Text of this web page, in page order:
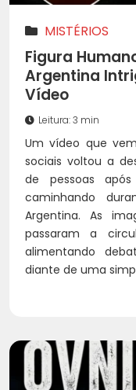
MISTÉRIOS
Figura
Argentina
Vídeo
Leitura: 3 min
Um vídeo que
sociais voltou a
de pessoas
caminhando
Argentina. As
passaram a
alimentando
diante de uma